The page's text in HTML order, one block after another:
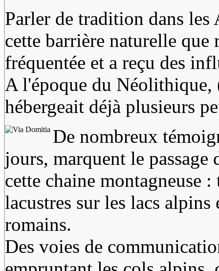
Parler de tradition dans les
cette barrière naturelle que
fréquentée et a reçu des
A l'époque du
hébergeait déjà plusieurs
De nombreux
jours, marquent le
cette chaine montagneuse
lacustres sur les lacs
romains.
Des voies de